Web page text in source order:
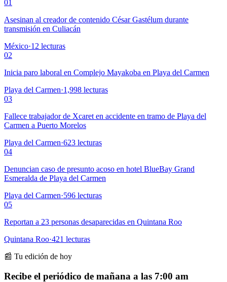
01
Asesinan al creador de contenido César Gastélum durante
transmisión en Culiacán
México·12 lecturas
02
Inicia paro laboral en Complejo Mayakoba en Playa del Carmen
Playa del Carmen·1,998 lecturas
03
Fallece trabajador de Xcaret en accidente en tramo de Playa del
Carmen a Puerto Morelos
Playa del Carmen·623 lecturas
04
Denuncian caso de presunto acoso en hotel BlueBay Grand
Esmeralda de Playa del Carmen
Playa del Carmen·596 lecturas
05
Reportan a 23 personas desaparecidas en Quintana Roo
Quintana Roo·421 lecturas
📰 Tu edición de hoy
Recibe el periódico de mañana a las 7:00 am